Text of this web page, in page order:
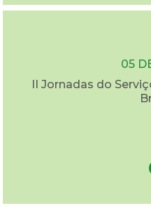
05
II Jornadas do